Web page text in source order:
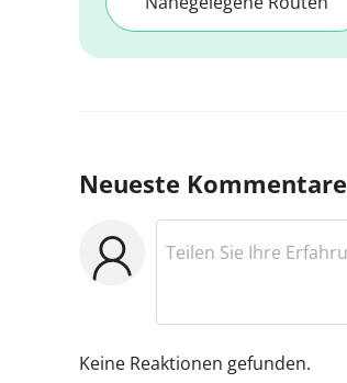
Neueste Kommentare
Keine Reaktionen gefunden.